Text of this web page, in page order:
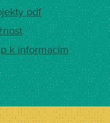
pdf
k informacím